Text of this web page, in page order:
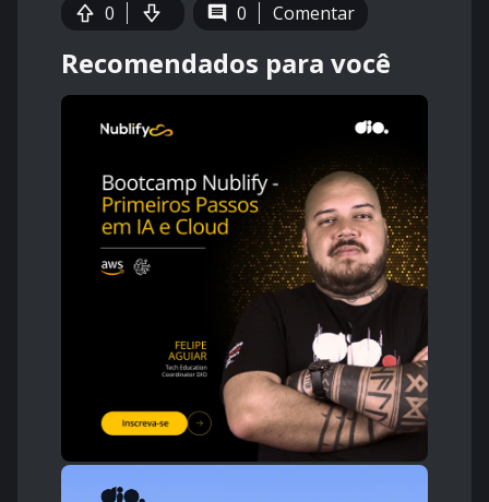
0 0 Comentar
Recomendados para você